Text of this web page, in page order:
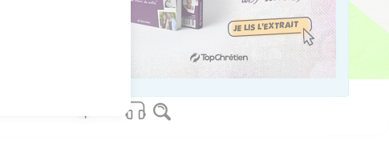
»
à Jérusalem : ‘Sois